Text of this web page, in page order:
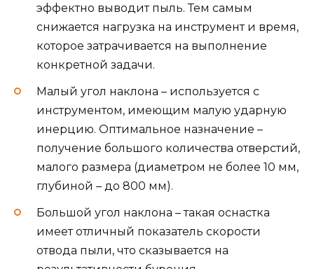
эффектно выводит пыль. Тем самым
снижается нагрузка на инструмент и время,
которое затрачивается на выполнение
конкретной задачи.
Малый угол наклона – используется с
инструментом, имеющим малую ударную
инерцию. Оптимальное назначение –
получение большого количества отверстий,
малого размера (диаметром не более 10 мм,
глубиной – до 800 мм).
Большой угол наклона – такая оснастка
имеет отличный показатель скорости
отвода пыли, что сказывается на